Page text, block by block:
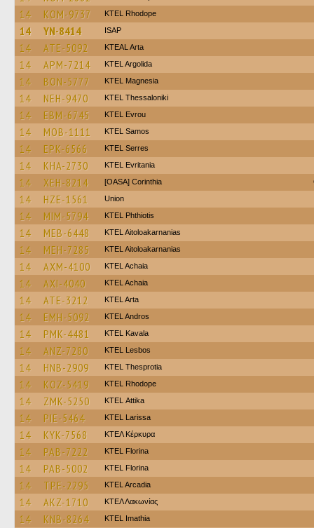
14 KOM-9737 KTEL Rhodope
14 YN-8414 ISAP
14 ATE-5092 KTEAL Arta
14 APM-7214 KTEL Argolida
14 BON-5777 ΚΤΕL Magnesia
14 NEH-9470 KTEL Thessaloniki
14 EBM-6745 KTEL Evrou
14 MOB-1111 KTEL Samos
14 EPK-6566 KTEL Serres
14 KHA-2730 ΚΤΕL Evritania
14 XEH-8214 [OASA] Corinthia
14 HZE-1561 Union
14 MIM-5794 ΚΤΕL Phthiotis
14 MEB-6448 KTEL Aitoloakarnanias
14 MEH-7285 KTEL Aitoloakarnanias
14 AXM-4100 KTEL Achaia
14 AXI-4040 KTEL Achaia
14 ATE-3212 KTEL Arta
14 EMH-5092 KTEL Andros
14 PMK-4481 KTEL Kavala
14 ANZ-7280 KTEL Lesbos
14 HNB-2909 KTEL Thesprotia
14 KOZ-5419 KTEL Rhodope
14 ZMK-5250 KΤΕL Αttika
14 PIE-5464 KTEL Larissa
14 KYK-7568 ΚΤΕΛ Κέρκυρα
14 PAB-7222 KTEL Florina
14 PAB-5002 KTEL Florina
14 TPE-2295 KTEL Arcadia
14 AKZ-1710 ΚΤΕΛ Λακωνίας
14 KNB-8264 KTEL Imathia